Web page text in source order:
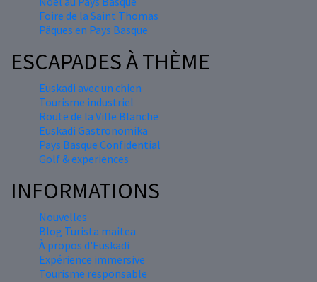
Foire de la Saint Thomas
Pâques en Pays Basque
ESCAPADES À THÈME
Euskadi avec un chien
Tourisme industriel
Route de la Ville Blanche
Euskadi Gastronomika
Pays Basque Confidential
Golf & experiences
INFORMATIONS
Nouvelles
Blog Turista maitea
À propos d'Euskadi
Expérience immersive
Tourisme responsable